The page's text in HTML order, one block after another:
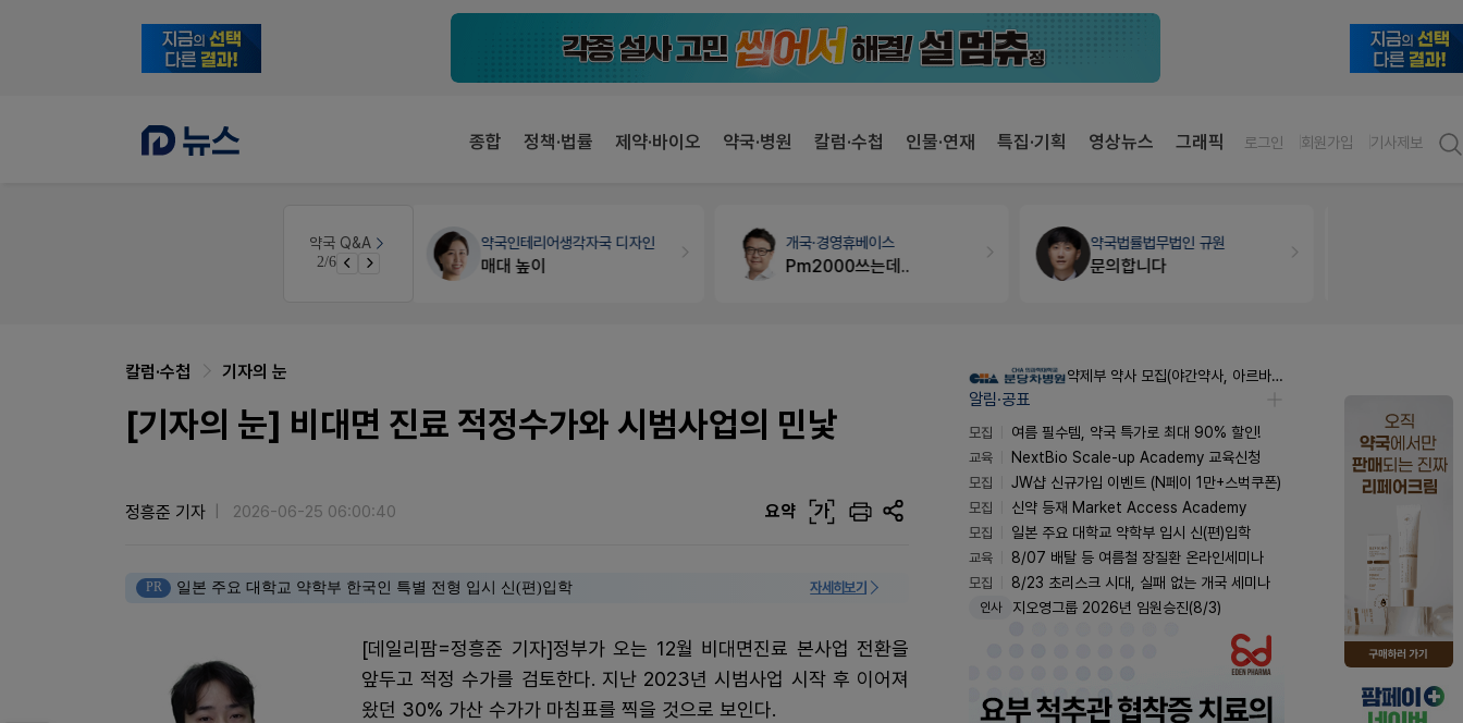
종합 정책·법률 제약·바이오 약국·병원 칼럼·수첩 인물·연재 특집·기획 영상뉴스 그래픽 로그인 회원가입 기사제보
약국 Q&A
3/6 노동자의 날 수당계산은 어떻게 되나요
약국인테리어생각자국 디자인
매대 높이
개국·경영휴베이스
Pm2000쓰는데..
약국법률법무법인 규원
문의합니다
칼럼·수첩 기자의 눈
[기자의 눈] 비대면 진료 적정수가와 시범사업의 민낯
정흥준 기자 2026-06-25 06:00:40 요약 가
PR 일본 주요 대학교 약학부 한국인 특별 전형 입시 신(편)입학 자세히보기
[데일리팜=정흥준 기자]정부가 오는 12월 비대면진료 본사업 전환을
앞두고 적정 수가를 검토한다. 지난 2023년 시범사업 시작 후 이어져
왔던 30% 가산 수가가 마침표를 찍을 것으로 보인다.
약제부 약사 모집(야간약사, 아르바이트약사)
알림·공표
모집
여름 필수템, 약국 특가로 최대 90% 할인!
교육
NextBio Scale-up Academy 교육신청
모집
JW샵 신규가입 이벤트 (N페이 1만+스벅쿠폰)
모집
신약 등재 Market Access Academy
모집
일본 주요 대학교 약학부 입시 신(편)입학
교육
8/07 배탈 등 여름철 장질환 온라인세미나
모집
8/23 초리스크 시대, 실패 없는 개국 세미나
인사 지오영그룹 2026년 임원승진(8/3)